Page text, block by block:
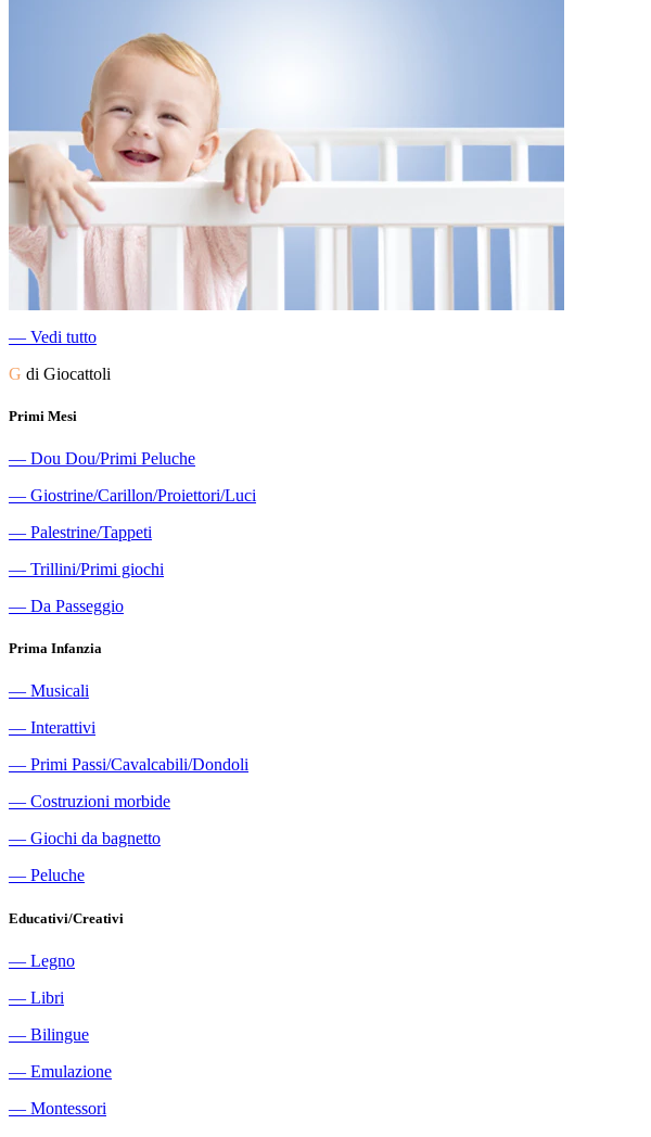
― Vedi tutto
G di Giocattoli
Primi Mesi
― Dou Dou/Primi Peluche
― Giostrine/Carillon/Proiettori/Luci
― Palestrine/Tappeti
― Trillini/Primi giochi
― Da Passeggio
Prima Infanzia
― Musicali
― Interattivi
― Primi Passi/Cavalcabili/Dondoli
― Costruzioni morbide
― Giochi da bagnetto
― Peluche
Educativi/Creativi
― Legno
― Libri
― Bilingue
― Emulazione
― Montessori